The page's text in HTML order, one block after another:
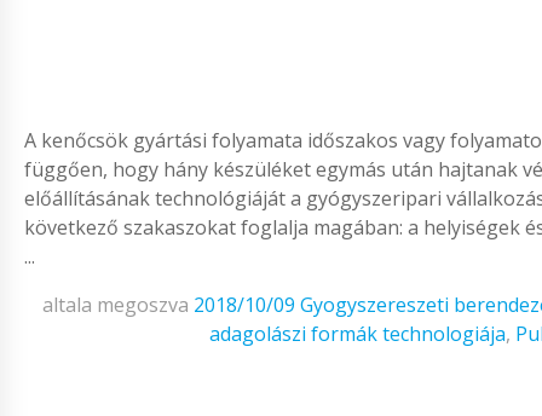
A kenőcsök gyártási folyamata időszakos vagy
függően, hogy hány készüléket egymás után hajtanak
előállításának technológiáját a gyógyszeripari
következő szakaszokat foglalja magában: a helyiségek
...
altala megoszva 2018/10/09 Gyogyszereszeti
adagolászi formák technologiája,